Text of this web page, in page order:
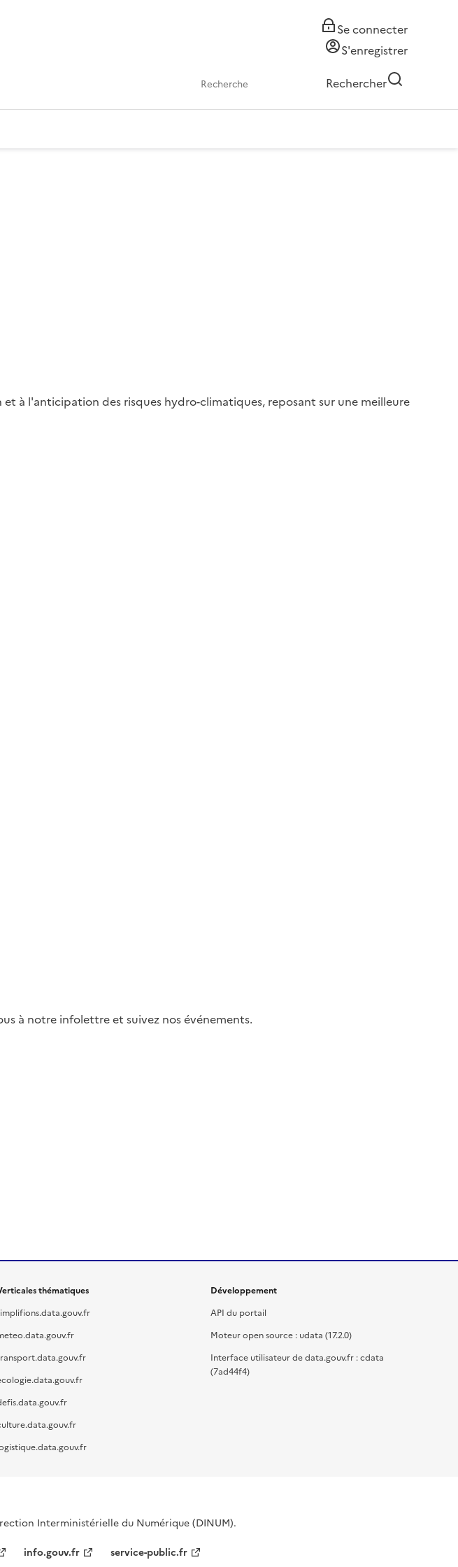
Se connecter
S'enregistrer
Rechercher
à l'anticipation des risques hydro-climatiques, reposant sur une meilleure
à notre infolettre et suivez nos événements.
thématiques
Développement
API du portail
Moteur open source : udata (17.2.0)
Interface utilisateur de data.gouv.fr : cdata
(7ad44f4)
Interministérielle du Numérique (DINUM).
info.gouv.fr service-public.fr